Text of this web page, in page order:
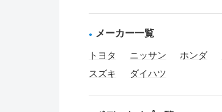
メーカー一覧
トヨタ ニッサン ホンダ
スズキ
ダイハツ